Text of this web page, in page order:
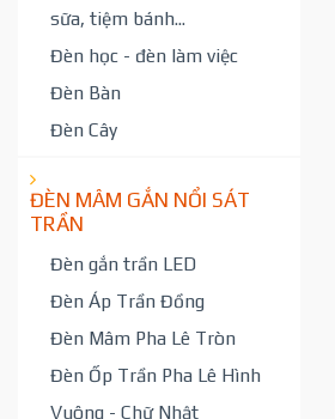
sữa, tiệm bánh...
Đèn học - đèn làm việc
Đèn Bàn
Đèn Cây
ĐÈN MÂM GẮN NỔI SÁT
TRẦN
Đèn gắn trần LED
Đèn Áp Trần Đồng
Đèn Mâm Pha Lê Tròn
Đèn Ốp Trần Pha Lê Hình
Vuông - Chữ Nhật